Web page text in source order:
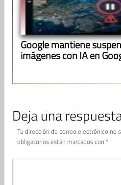
Google mantiene
imágenes con IA en
Deja una
Tu dirección de correo electrónico no
obligatorios están marcados con *